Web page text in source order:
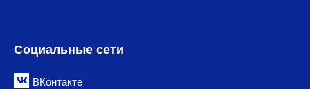
Социальные сети
ВКонтакте